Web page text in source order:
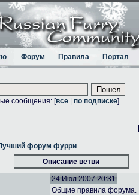
Форум Правила Портал
сообщения: [все по подписке]
форум фурри
Описание ветви
24 Июл 2007 20:31
Общие правила форума.